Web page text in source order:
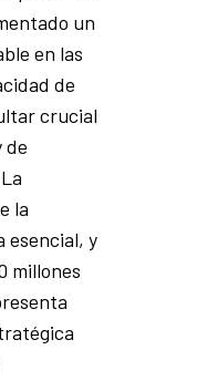
un
en las
de
crucial
de
la
esencial, y
millones